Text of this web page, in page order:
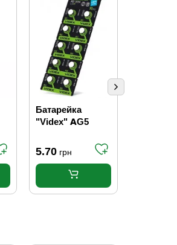
Батарейка
"Videx" AG5
5.70 грн